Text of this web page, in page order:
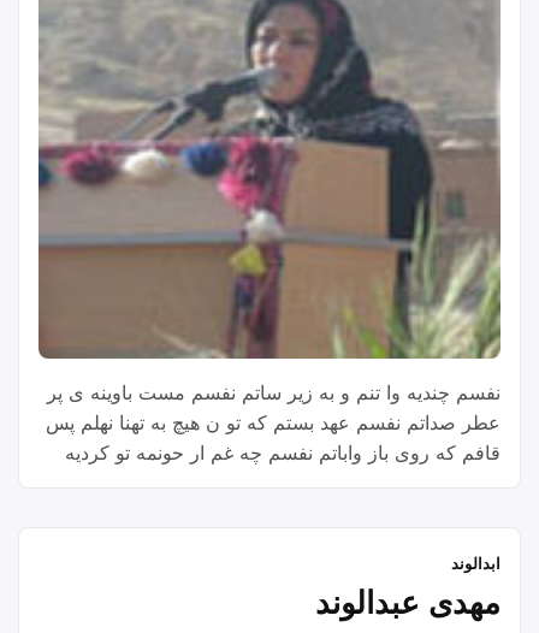
نفسم چندیه وا تنم و به زیر ساتم نفسم مست باوینه ی پر
عطر صداتم نفسم عهد بستم که تو ن هیچ به تهنا نهلم پس
قافم که روی باز واباتم نفسم چه غم ار حونمه تو کردیه
ابدالوند
مهدی عبدالوند